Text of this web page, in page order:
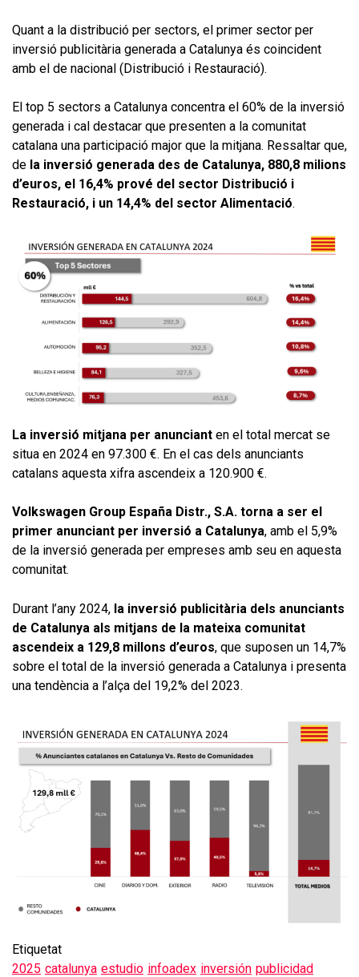
Quant a la distribució per sectors, el primer sector per
inversió publicitària generada a Catalunya és coincident
amb el de nacional (Distribució i Restauració).
El top 5 sectors a Catalunya concentra el 60% de la inversió
generada i cal destacar que presenten a la comunitat
catalana una participació major que la mitjana. Ressaltar que,
de la inversió generada des de Catalunya, 880,8 milions
d’euros, el 16,4% prové del sector Distribució i
Restauració, i un 14,4% del sector Alimentació.
La inversió mitjana per anunciant en el total mercat se
situa en 2024 en 97.300 €. En el cas dels anunciants
catalans aquesta xifra ascendeix a 120.900 €.
Volkswagen Group España Distr., S.A. torna a ser el
primer anunciant per inversió a Catalunya, amb el 5,9%
de la inversió generada per empreses amb seu en aquesta
comunitat.
Durant l’any 2024, la inversió publicitària dels anunciants
de Catalunya als mitjans de la mateixa comunitat
ascendeix a 129,8 millons d’euros, que suposen un 14,7%
sobre el total de la inversió generada a Catalunya i presenta
una tendència a l’alça del 19,2% del 2023.
Etiquetat
2025 catalunya estudio infoadex inversión publicidad